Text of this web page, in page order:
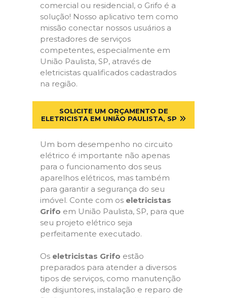
comercial ou residencial, o Grifo é a
solução! Nosso aplicativo tem como
missão conectar nossos usuários a
prestadores de serviços
competentes, especialmente em
União Paulista, SP, através de
eletricistas qualificados cadastrados
na região.
SOLICITE UM ORÇAMENTO DE
ELETRICISTA EM UNIÃO PAULISTA, SP
Um bom desempenho no circuito
elétrico é importante não apenas
para o funcionamento dos seus
aparelhos elétricos, mas também
para garantir a segurança do seu
imóvel. Conte com os eletricistas
Grifo em União Paulista, SP, para que
seu projeto elétrico seja
perfeitamente executado.
Os eletricistas Grifo estão
preparados para atender a diversos
tipos de serviços, como manutenção
de disjuntores, instalação e reparo de